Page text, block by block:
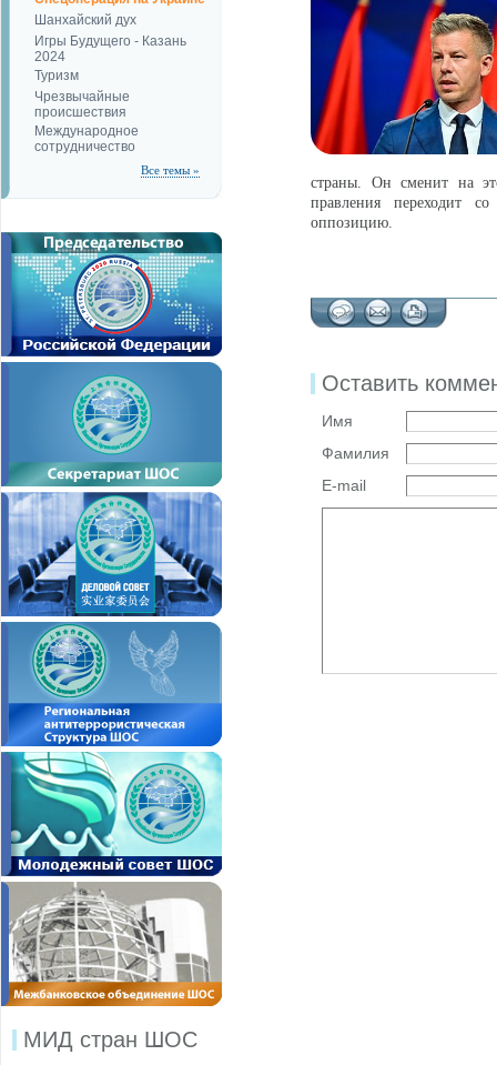
Шанхайский дух
Игры Будущего - Казань
2024
Туризм
Чрезвычайные
происшествия
Международное
сотрудничество
Все темы »
МИД стран ШОС
страны. Он сменит на
правления переходит
оппозицию.
Оставить
Имя
Фамилия
E-mail